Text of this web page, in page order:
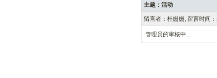
主题：活动
留言者：杜姗姗, 留言时间
管理员的审核中...